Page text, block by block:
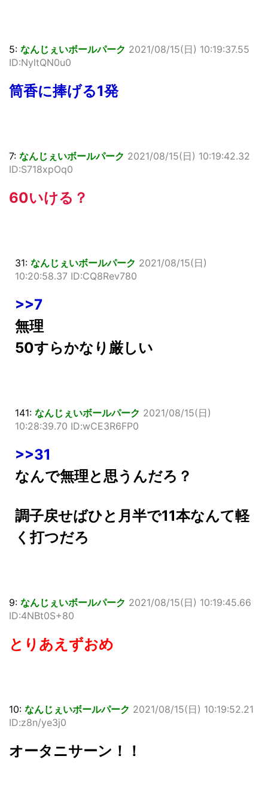
5: なんじぇいボールパーク 2021/08/15(日) 10:19:37.55
ID:NyltQN0u0
筒香に捧げる1発
7: なんじぇいボールパーク 2021/08/15(日) 10:19:42.32
ID:S718xpOq0
60いける？
31: なんじぇいボールパーク 2021/08/15(日)
10:20:58.37 ID:CQ8Rev780
>>7
無理
50すらかなり厳しい
141: なんじぇいボールパーク 2021/08/15(日)
10:28:39.70 ID:wCE3R6FP0
>>31
なんで無理と思うんだろ？
調子戻せばひと月半で11本なんて軽
く打つだろ
9: なんじぇいボールパーク 2021/08/15(日) 10:19:45.66
ID:4NBt0S+80
とりあえずおめ
10: なんじぇいボールパーク 2021/08/15(日) 10:19:52.21
ID:z8n/ye3j0
オータニサーン！！